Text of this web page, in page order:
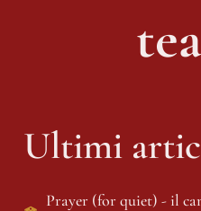
Ultimi
Prayer (for quiet) - il